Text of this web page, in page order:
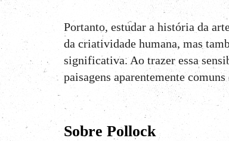
Portanto, estudar a história da
da criatividade humana, mas
significativa. Ao trazer essa
paisagens aparentemente
Sobre Pollock